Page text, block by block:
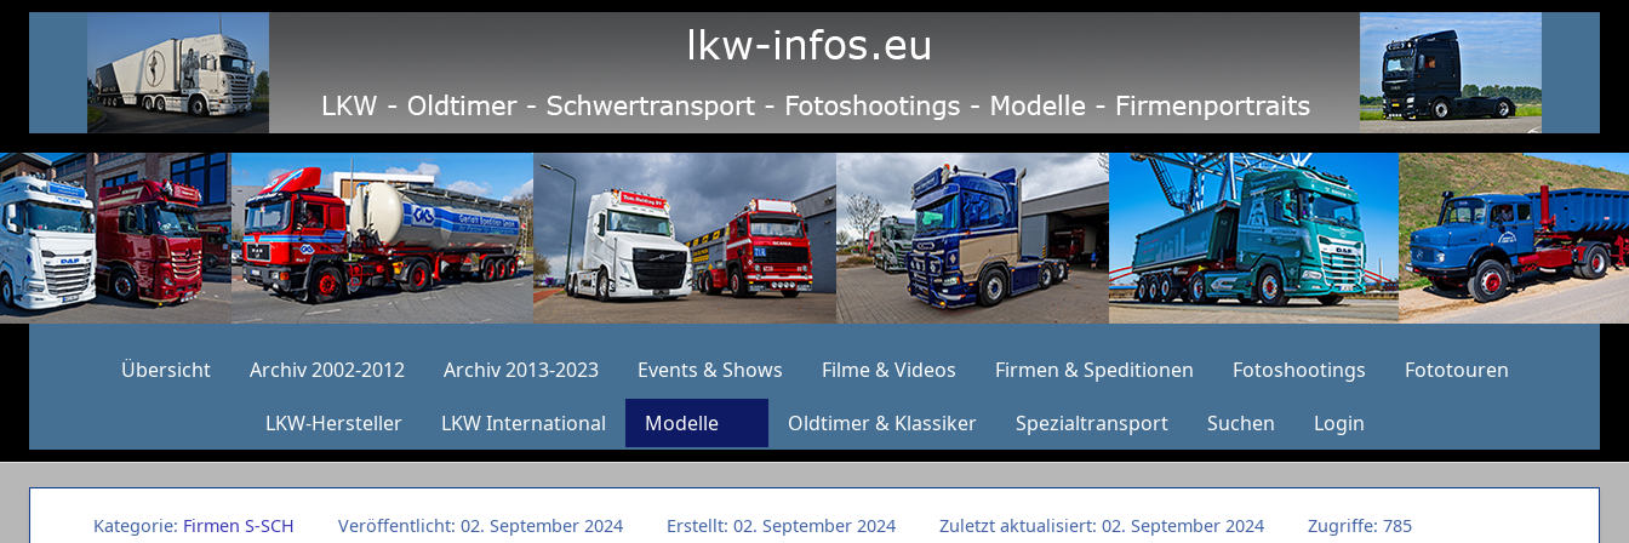
Übersicht Archiv 2002-2012 Archiv 2013-2023 Events & Shows Filme & Videos Firmen & Speditionen Fotoshootings
Fototouren
LKW-Hersteller
LKW International Modelle Oldtimer & Klassiker Spezialtransport Suchen Login
Kategorie: Firmen S-SCH Veröffentlicht: 02. September 2024 Erstellt: 02. September 2024 Zuletzt aktualisiert: 02. September 2024 Zugriffe: 785